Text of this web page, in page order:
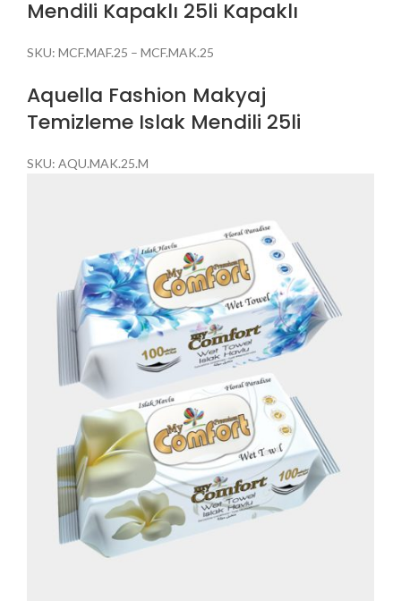
Mendili Kapaklı 25li Kapaklı
SKU: MCF.MAF.25 – MCF.MAK.25
Aquella Fashion Makyaj
Temizleme Islak Mendili 25li
SKU: AQU.MAK.25.M